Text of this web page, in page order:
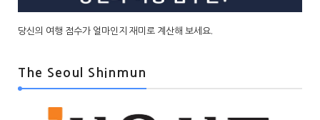
당신의 여행 점수가 얼마인지 재미로 계산해 보세요.
The Seoul Shinmun